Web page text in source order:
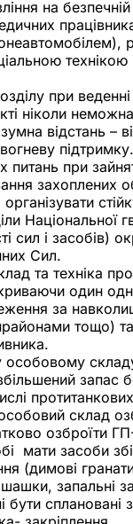
на безпечній
при
ніколи
відстань –
підтримку.
при
захоплених
Національної
сил і засобів)
Сил.
та техніка
один
за
тощо)
запас
склад
озброїти
мати засоби
(димові
запальні
бути